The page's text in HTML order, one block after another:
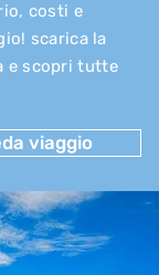
costi e
scarica la
e scopri tutte
viaggio